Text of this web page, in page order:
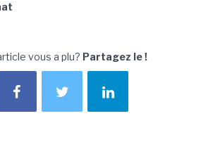
vous a plu? Partagez le !